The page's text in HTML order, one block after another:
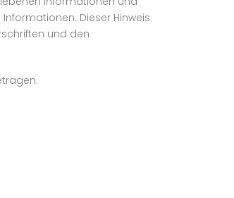
Dieser Hinweis
und den